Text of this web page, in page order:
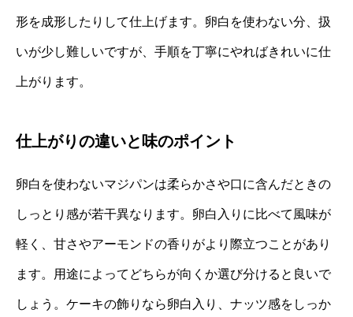
形を成形したりして仕上げます。卵白を使わない分、扱
いが少し難しいですが、手順を丁寧にやればきれいに仕
上がります。
仕上がりの違いと味のポイント
卵白を使わないマジパンは柔らかさや口に含んだときの
しっとり感が若干異なります。卵白入りに比べて風味が
軽く、甘さやアーモンドの香りがより際立つことがあり
ます。用途によってどちらが向くか選び分けると良いで
しょう。ケーキの飾りなら卵白入り、ナッツ感をしっか